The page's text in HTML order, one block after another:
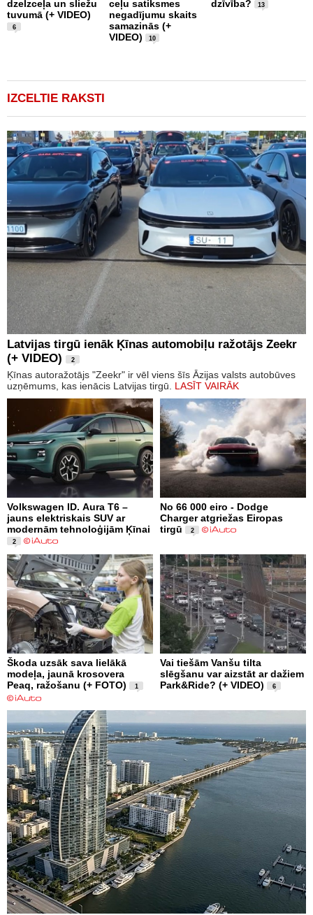
dzelzceļa un sliežu
tuvumā (+ VIDEO)
6
ceļu satiksmes
negadījumu skaits
samazinās (+
VIDEO)
10
dzīvība?
13
IZCELTIE RAKSTI
Latvijas tirgū ienāk Ķīnas automobiļu ražotājs Zeekr
(+ VIDEO)
2
Ķīnas autoražotājs "Zeekr" ir vēl viens šīs Āzijas valsts autobūves
uzņēmums, kas ienācis Latvijas tirgū. LASĪT VAIRĀK
Volkswagen ID. Aura T6 –
jauns elektriskais SUV ar
modernām tehnoloģijām Ķīnai
2
No 66 000 eiro - Dodge
Charger atgriežas Eiropas
tirgū
2
Škoda uzsāk sava lielākā
modeļa, jaunā krosovera
Peaq, ražošanu (+ FOTO)
1
Vai tiešām Vanšu tilta
slēgšanu var aizstāt ar dažiem
Park&Ride? (+ VIDEO)
6